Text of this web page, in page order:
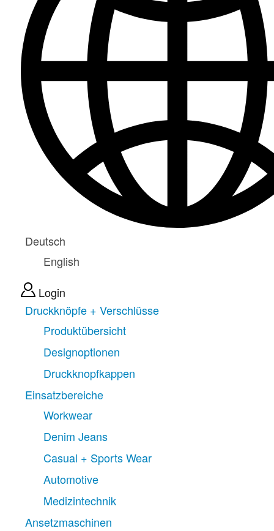
Deutsch
English
Login
Druckknöpfe + Verschlüsse
Produktübersicht
Designoptionen
Druckknopfkappen
Einsatzbereiche
Workwear
Denim Jeans
Casual + Sports Wear
Automotive
Medizintechnik
Ansetzmaschinen